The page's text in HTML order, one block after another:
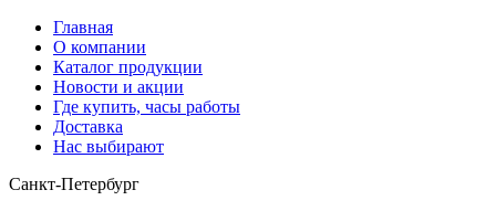
Главная
О компании
Каталог продукции
Новости и акции
Где купить, часы работы
Доставка
Нас выбирают
Санкт-Петербург